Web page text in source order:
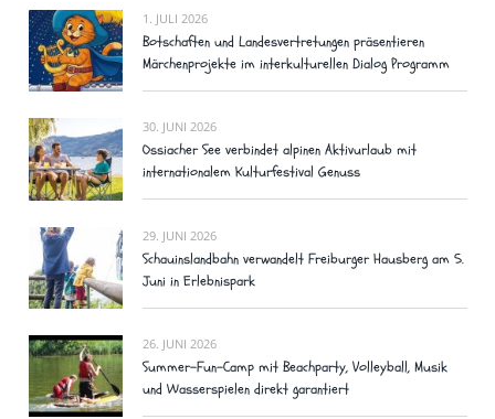
1. JULI 2026
Botschaften und Landesvertretungen präsentieren
Märchenprojekte im interkulturellen Dialog Programm
30. JUNI 2026
Ossiacher See verbindet alpinen Aktivurlaub mit
internationalem Kulturfestival Genuss
29. JUNI 2026
Schauinslandbahn verwandelt Freiburger Hausberg am 5.
Juni in Erlebnispark
26. JUNI 2026
Summer-Fun-Camp mit Beachparty, Volleyball, Musik
und Wasserspielen direkt garantiert